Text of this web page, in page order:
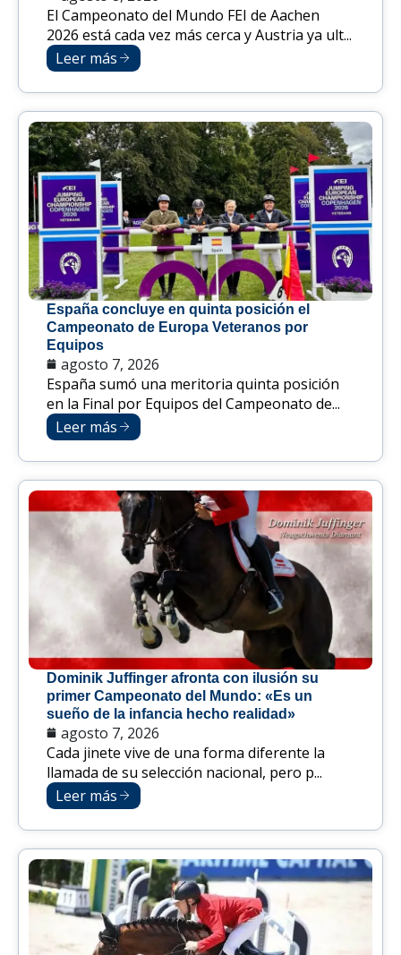
El Campeonato del Mundo FEI de Aachen
2026 está cada vez más cerca y Austria ya ult...
Leer más
España concluye en quinta posición el
Campeonato de Europa Veteranos por
Equipos
agosto 7, 2026
España sumó una meritoria quinta posición
en la Final por Equipos del Campeonato de...
Leer más
Dominik Juffinger afronta con ilusión su
primer Campeonato del Mundo: «Es un
sueño de la infancia hecho realidad»
agosto 7, 2026
Cada jinete vive de una forma diferente la
llamada de su selección nacional, pero p...
Leer más